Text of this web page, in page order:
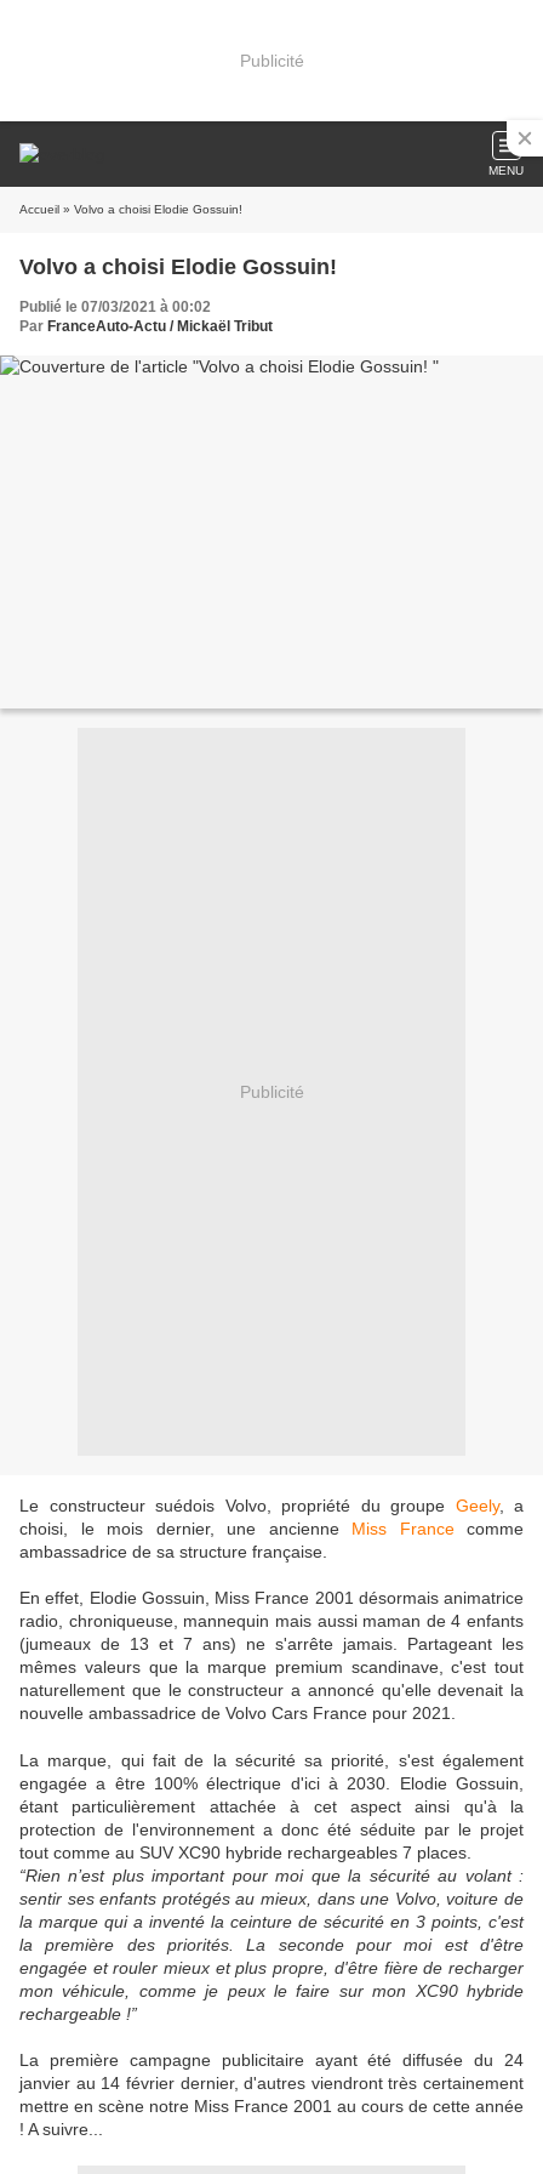
Publicité
MENU
Accueil » Volvo a choisi Elodie Gossuin!
Volvo a choisi Elodie Gossuin!
Publié le 07/03/2021 à 00:02
Par FranceAuto-Actu / Mickaël Tribut
Publicité
Le constructeur suédois Volvo, propriété du groupe Geely, a
choisi, le mois dernier, une ancienne Miss Francecomme
ambassadrice de sa structure française.
En effet, Elodie Gossuin, Miss France 2001 désormais animatrice
radio, chroniqueuse, mannequin mais aussi maman de 4 enfants
(jumeaux de 13 et 7 ans) ne s'arrête jamais. Partageant les
mêmes valeurs que la marque premium scandinave, c'est tout
naturellement que le constructeur a annoncé qu'elle devenait la
nouvelle ambassadrice de Volvo Cars France pour 2021.
La marque, qui fait de la sécurité sa priorité, s'est également
engagée a être 100% électrique d'ici à 2030. Elodie Gossuin,
étant particulièrement attachée à cet aspect ainsi qu'à la
protection de l'environnement a donc été séduite par le projet
tout comme au SUV XC90 hybride rechargeables 7 places.
“Rien n’est plus important pour moi que la sécurité au volant :
sentir ses enfants protégés au mieux, dans une Volvo, voiture de
la marque qui a inventé la ceinture de sécurité en 3 points, c'est
la première des priorités. La seconde pour moi est d'être
engagée et rouler mieux et plus propre, d'être fière de recharger
mon véhicule, comme je peux le faire sur mon XC90 hybride
rechargeable !”
La première campagne publicitaire ayant été diffusée du 24
janvier au 14 février dernier, d'autres viendront très certainement
mettre en scène notre Miss France 2001 au cours de cette année
! A suivre...